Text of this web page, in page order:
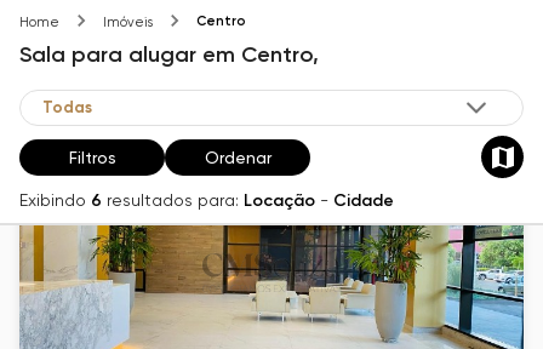
Home Imóveis Centro
Sala para alugar em Centro,
Filtros Ordenar
Exibindo 6 resultados para: Locação - Cidade